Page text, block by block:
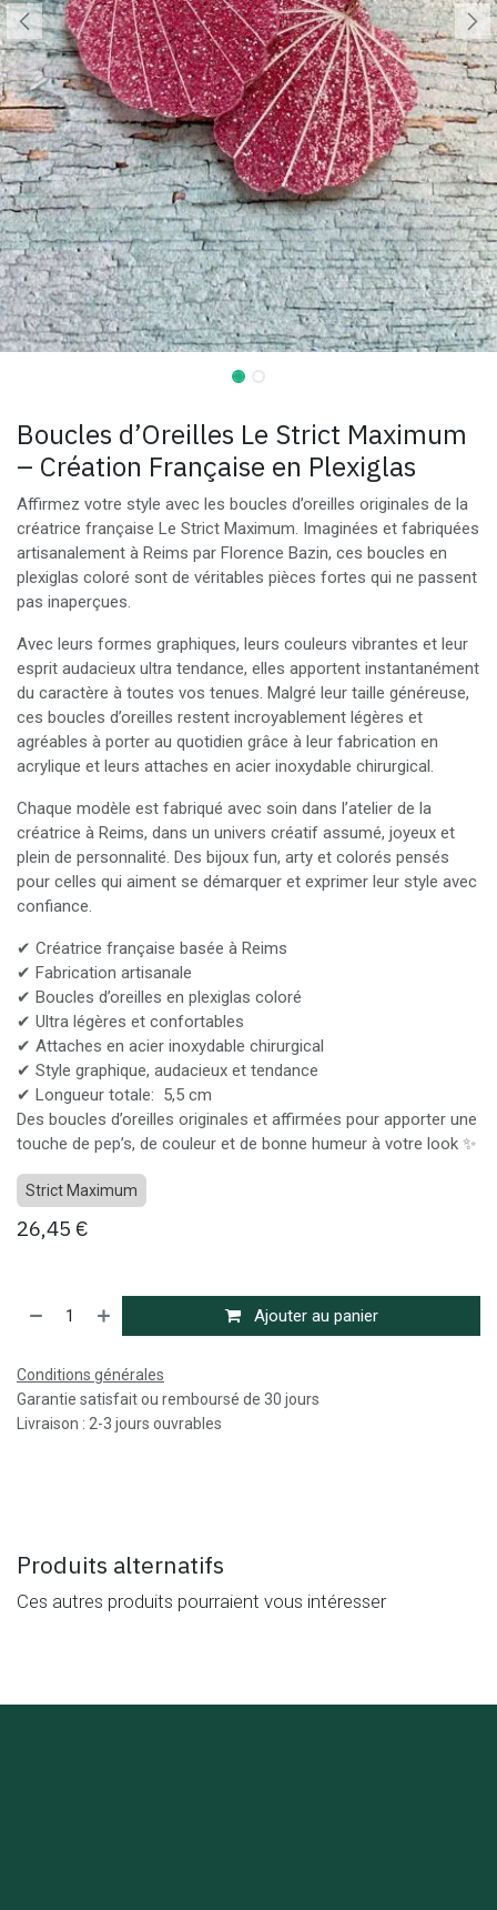
Boucles d’Oreilles Le Strict Maximum
– Création Française en Plexiglas
Affirmez votre style avec les boucles d’oreilles originales de la
créatrice française Le Strict Maximum. Imaginées et fabriquées
artisanalement à Reims par Florence Bazin, ces boucles en
plexiglas coloré sont de véritables pièces fortes qui ne passent
pas inaperçues.
Avec leurs formes graphiques, leurs couleurs vibrantes et leur
esprit audacieux ultra tendance, elles apportent instantanément
du caractère à toutes vos tenues. Malgré leur taille généreuse,
ces boucles d’oreilles restent incroyablement légères et
agréables à porter au quotidien grâce à leur fabrication en
acrylique et leurs attaches en acier inoxydable chirurgical.
Chaque modèle est fabriqué avec soin dans l’atelier de la
créatrice à Reims, dans un univers créatif assumé, joyeux et
plein de personnalité. Des bijoux fun, arty et colorés pensés
pour celles qui aiment se démarquer et exprimer leur style avec
confiance.
✔ Créatrice française basée à Reims
✔ Fabrication artisanale
✔ Boucles d’oreilles en plexiglas coloré
✔ Ultra légères et confortables
✔ Attaches en acier inoxydable chirurgical
✔ Style graphique, audacieux et tendance
✔ Longueur totale: 5,5 cm
Des boucles d’oreilles originales et affirmées pour apporter une
touche de pep’s, de couleur et de bonne humeur à votre look ✨
Strict Maximum
26,45 €
Ajouter au panier
Conditions générales
Garantie satisfait ou remboursé de 30 jours
Livraison : 2-3 jours ouvrables
Produits alternatifs
Ces autres produits pourraient vous intéresser